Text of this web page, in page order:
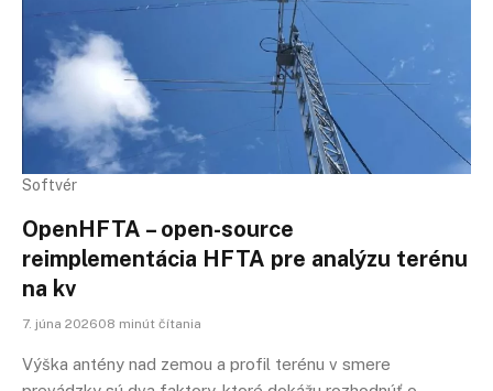
Softvér
OpenHFTA – open-source
reimplementácia HFTA pre analýzu terénu
na kv
7. júna 202608 minút čítania
Výška antény nad zemou a profil terénu v smere